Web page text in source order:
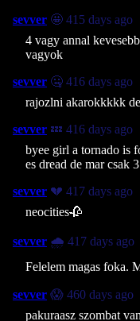
sevver 🤩 415 days ago
4 vagy annal
vagyok
sevver 🤐 416 days ago
rajozlni akarokkkkk
sevver 💤 416 days ago
byee girl a tornado is
es dread de mar csak
sevver 💔 417 days ago
neocities🥀
sevver 🌧️ 417 days ago
Felelem magas foka.
sevver 😱 460 days ago
pakuraasz szombat